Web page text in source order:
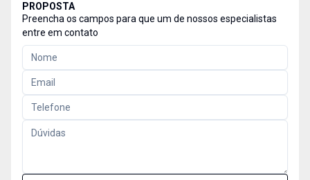
PROPOSTA
Preencha os campos para que um de nossos especialistas
entre em contato